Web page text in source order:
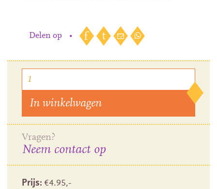
Delen op •
In winkelwagen
Vragen?
Neem contact op
Prijs: €4.95,-